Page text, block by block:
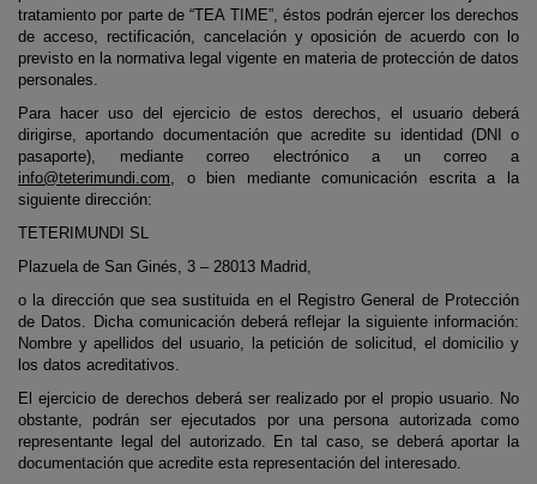
tratamiento por parte de “TEA TIME”, éstos podrán ejercer los derechos
de acceso, rectificación, cancelación y oposición de acuerdo con lo
previsto en la normativa legal vigente en materia de protección de datos
personales.
Para hacer uso del ejercicio de estos derechos, el usuario deberá
dirigirse, aportando documentación que acredite su identidad (DNI o
pasaporte), mediante correo electrónico a un correo a
info@teterimundi.com, o bien mediante comunicación escrita a la
siguiente dirección:
TETERIMUNDI SL
Plazuela de San Ginés, 3 – 28013 Madrid,
o la dirección que sea sustituida en el Registro General de Protección
de Datos. Dicha comunicación deberá reflejar la siguiente información:
Nombre y apellidos del usuario, la petición de solicitud, el domicilio y
los datos acreditativos.
El ejercicio de derechos deberá ser realizado por el propio usuario. No
obstante, podrán ser ejecutados por una persona autorizada como
representante legal del autorizado. En tal caso, se deberá aportar la
documentación que acredite esta representación del interesado.